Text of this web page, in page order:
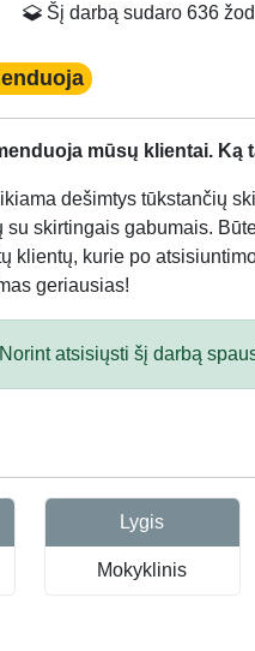
Šį darbą sudaro 636
mūsų klientai. Ką
dešimtys tūkstančių
su skirtingais gabumais.
klientų, kurie po
geriausias!
Norint atsisiųsti šį darbą
Lygis
Mokyklinis